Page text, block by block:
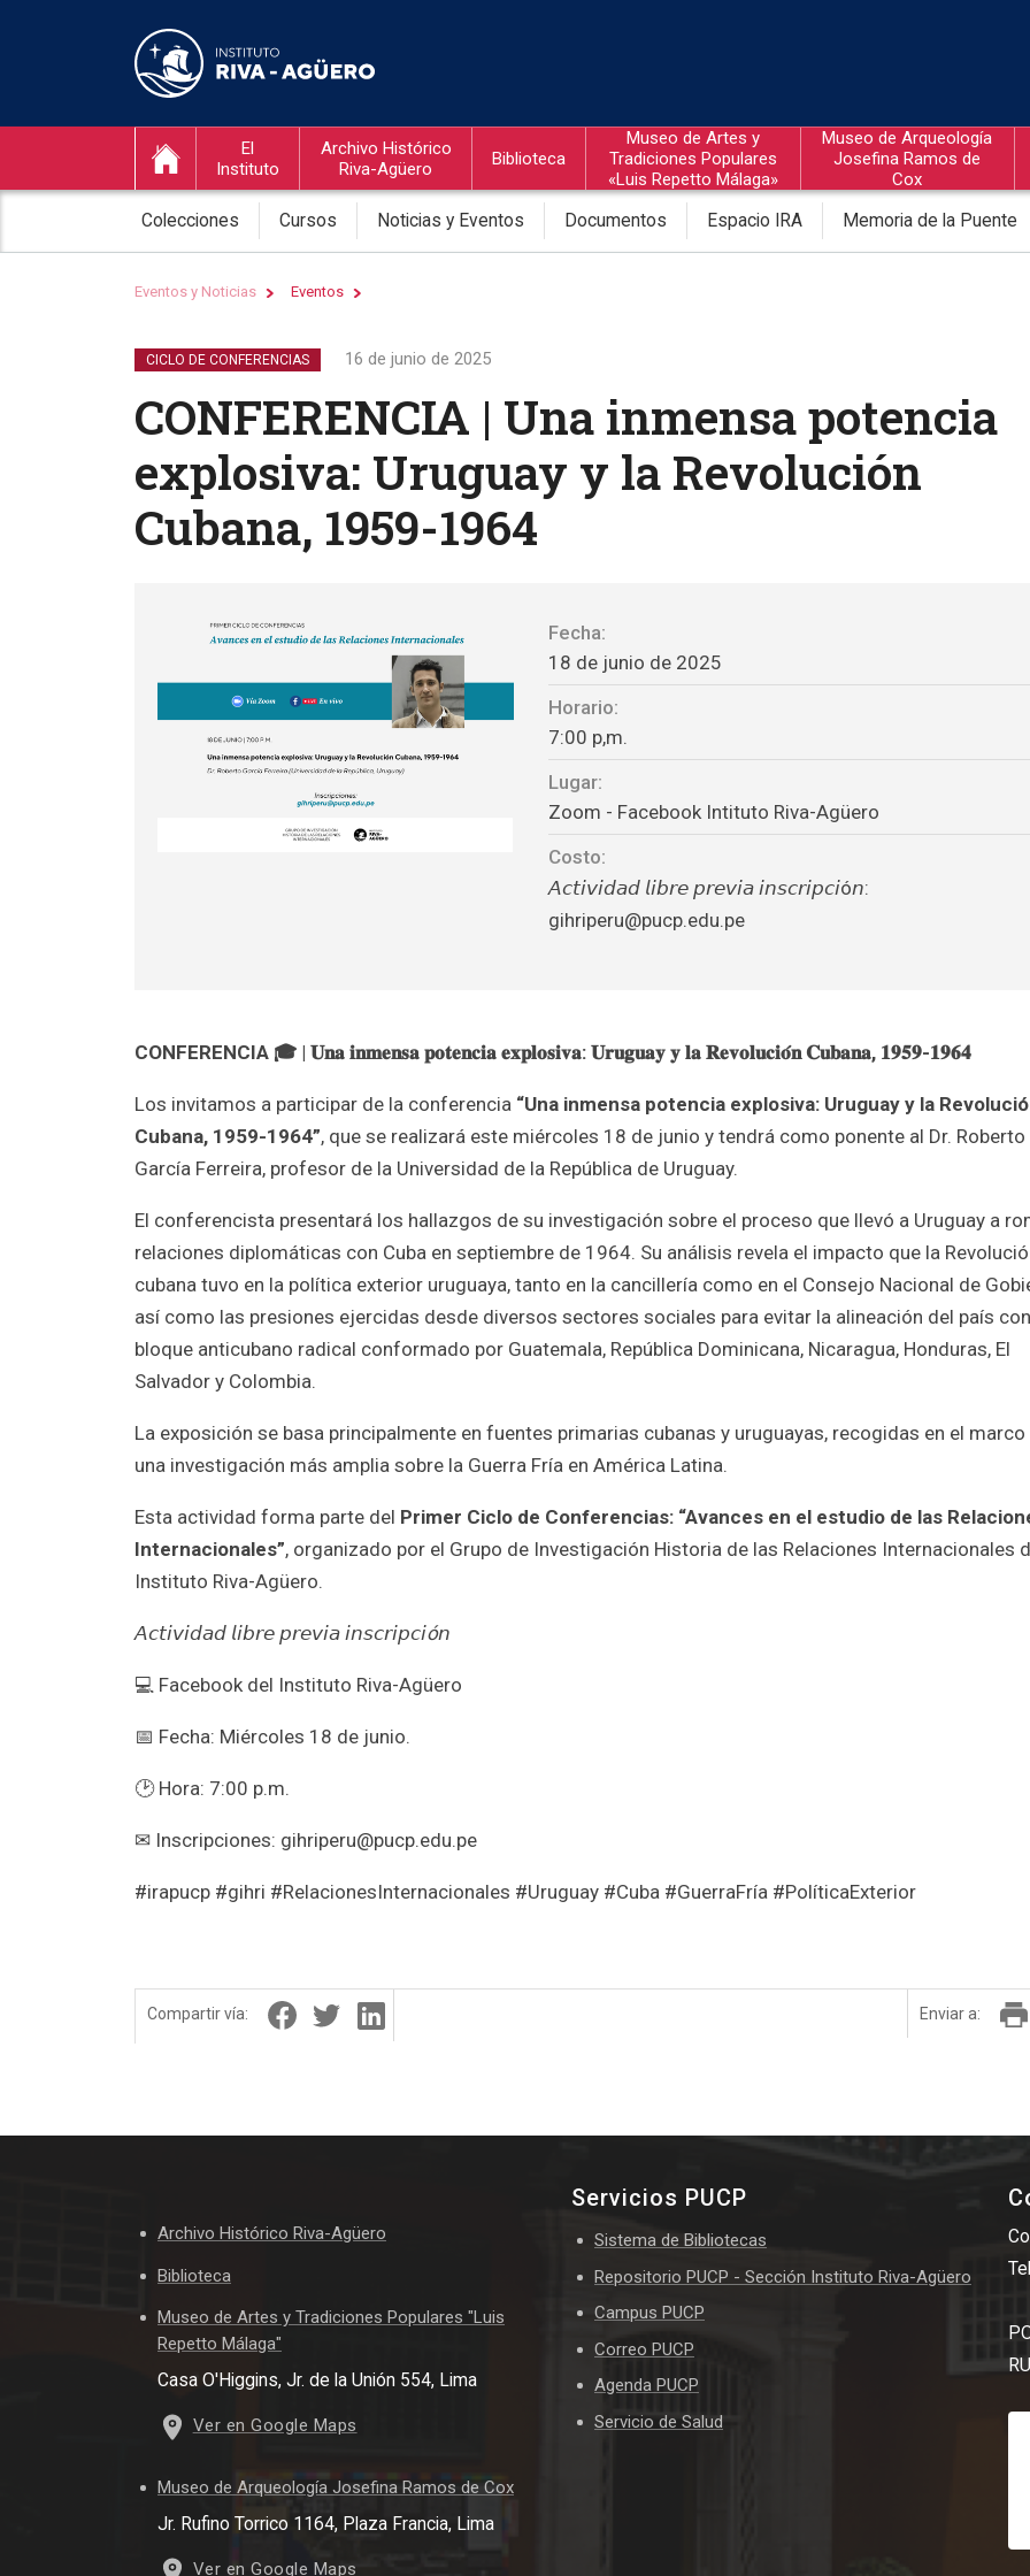
El
Instituto
Archivo Histórico
Riva-Agüero
Biblioteca
Museo de Artes y
Tradiciones Populares
«Luis Repetto Málaga»
Museo de Arqueología
Josefina Ramos de
Cox
Colecciones Cursos Noticias y Eventos Documentos Espacio IRA Memoria de la Puente
Eventos y Noticias Eventos
CICLO DE CONFERENCIAS 16 de junio de 2025
CONFERENCIA | Una inmensa potencia
explosiva: Uruguay y la Revolución
Cubana, 1959-1964
Fecha:
18 de junio de 2025
Horario:
7:00 p,m.
Lugar:
Zoom - Facebook Intituto Riva-Agüero
Costo:
𝘈𝘤𝘵𝘪𝘷𝘪𝘥𝘢𝘥 𝘭𝘪𝘣𝘳𝘦 𝘱𝘳𝘦𝘷𝘪𝘢 𝘪𝘯𝘴𝘤𝘳𝘪𝘱𝘤𝘪ó𝘯:
gihriperu@pucp.edu.pe
CONFERENCIA 🎓 | 𝐔𝐧𝐚 𝐢𝐧𝐦𝐞𝐧𝐬𝐚 𝐩𝐨𝐭𝐞𝐧𝐜𝐢𝐚 𝐞𝐱𝐩𝐥𝐨𝐬𝐢𝐯𝐚: 𝐔𝐫𝐮𝐠𝐮𝐚𝐲 𝐲 𝐥𝐚 𝐑𝐞𝐯𝐨𝐥𝐮𝐜𝐢𝐨́𝐧 𝐂𝐮𝐛𝐚𝐧𝐚, 𝟏𝟗𝟓𝟗-𝟏𝟗𝟔𝟒
Los invitamos a participar de la conferencia “Una inmensa potencia explosiva: Uruguay y la
Cubana, 1959-1964”, que se realizará este miércoles 18 de junio y tendrá como ponente al Dr. Roberto
García Ferreira, profesor de la Universidad de la República de Uruguay.
El conferencista presentará los hallazgos de su investigación sobre el proceso que llevó a Uruguay a
relaciones diplomáticas con Cuba en septiembre de 1964. Su análisis revela el impacto que la
cubana tuvo en la política exterior uruguaya, tanto en la cancillería como en el Consejo Nacional de
así como las presiones ejercidas desde diversos sectores sociales para evitar la alineación del país
bloque anticubano radical conformado por Guatemala, República Dominicana, Nicaragua, Honduras, El
Salvador y Colombia.
La exposición se basa principalmente en fuentes primarias cubanas y uruguayas, recogidas en el marco
una investigación más amplia sobre la Guerra Fría en América Latina.
Esta actividad forma parte del Primer Ciclo de Conferencias: “Avances en el estudio de las
Internacionales”, organizado por el Grupo de Investigación Historia de las Relaciones Internacionales
Instituto Riva-Agüero.
𝘈𝘤𝘵𝘪𝘷𝘪𝘥𝘢𝘥 𝘭𝘪𝘣𝘳𝘦 𝘱𝘳𝘦𝘷𝘪𝘢 𝘪𝘯𝘴𝘤𝘳𝘪𝘱𝘤𝘪ó𝘯
💻 Facebook del Instituto Riva-Agüero
📅 Fecha: Miércoles 18 de junio.
🕑 Hora: 7:00 p.m.
✉ Inscripciones: gihriperu@pucp.edu.pe
#irapucp #gihri #RelacionesInternacionales #Uruguay #Cuba #GuerraFría #PolíticaExterior
Compartir vía: Enviar a:
Archivo Histórico Riva-Agüero
Biblioteca
Museo de Artes y Tradiciones Populares "Luis
Repetto Málaga"
Casa O'Higgins, Jr. de la Unión 554, Lima
Ver en Google Maps
Museo de Arqueología Josefina Ramos de Cox
Jr. Rufino Torrico 1164, Plaza Francia, Lima
Ver en Google Maps
Servicios PUCP
Sistema de Bibliotecas
Repositorio PUCP - Sección Instituto Riva-Agüero
Campus PUCP
Correo PUCP
Agenda PUCP
Servicio de Salud